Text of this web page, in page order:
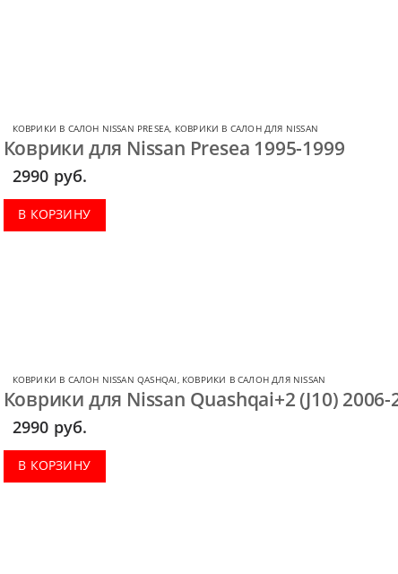
КОВРИКИ В САЛОН NISSAN PRESEA, КОВРИКИ В САЛОН ДЛЯ NISSAN
Коврики для Nissan Presea 1995-1999
2990 руб.
В КОРЗИНУ
КОВРИКИ В САЛОН NISSAN QASHQAI, КОВРИКИ В САЛОН ДЛЯ NISSAN
Коврики для Nissan Quashqai+2 (J10) 2006-
2990 руб.
В КОРЗИНУ